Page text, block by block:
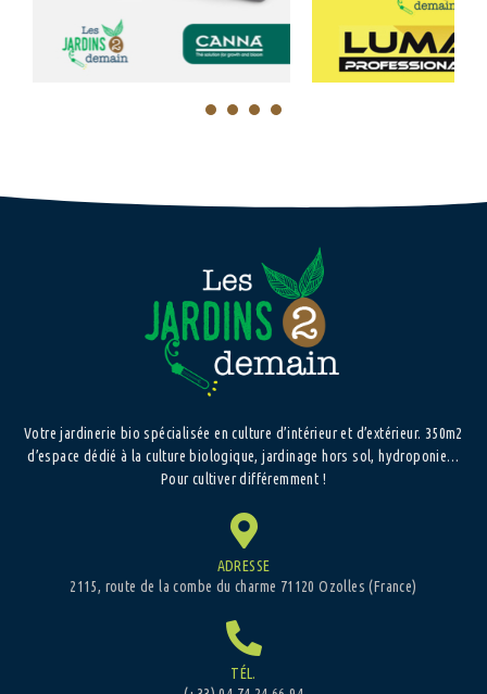
Votre jardinerie bio spécialisée en culture d’intérieur et d’extérieur. 350m2
d’espace dédié à la culture biologique, jardinage hors sol, hydroponie…
Pour cultiver différemment !
ADRESSE
2115, route de la combe du charme 71120 Ozolles (France)
TÉL.